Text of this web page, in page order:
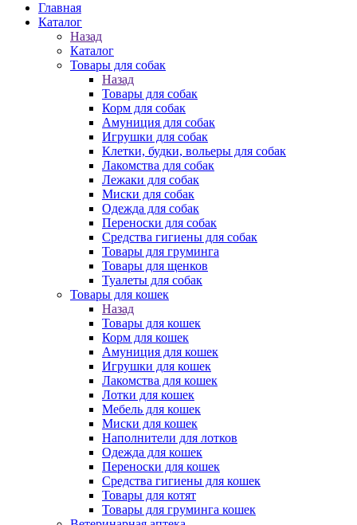
Главная
Каталог
Назад
Каталог
Товары для собак
Назад
Товары для собак
Корм для собак
Амуниция для собак
Игрушки для собак
Клетки, будки, вольеры для собак
Лакомства для собак
Лежаки для собак
Миски для собак
Одежда для собак
Переноски для собак
Средства гигиены для собак
Товары для груминга
Товары для щенков
Туалеты для собак
Товары для кошек
Назад
Товары для кошек
Корм для кошек
Амуниция для кошек
Игрушки для кошек
Лакомства для кошек
Лотки для кошек
Мебель для кошек
Миски для кошек
Наполнители для лотков
Одежда для кошек
Переноски для кошек
Средства гигиены для кошек
Товары для котят
Товары для груминга кошек